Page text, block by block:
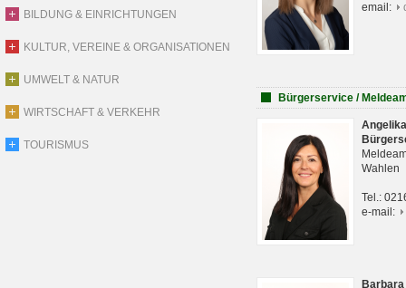
BILDUNG & EINRICHTUNGEN
KULTUR, VEREINE & ORGANISATIONEN
UMWELT & NATUR
WIRTSCHAFT & VERKEHR
TOURISMUS
email:
Bürgerservice /
Wahlen
Tel.:
e-mail: